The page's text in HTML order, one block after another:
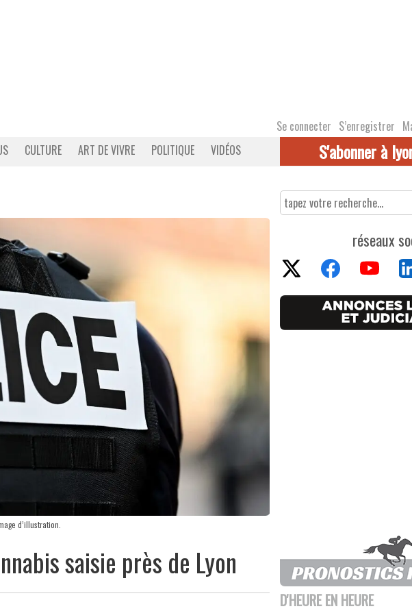
Se connecter S’enregistrer
CULTURE ART DE VIVRE POLITIQUE VIDÉOS S'abonner à
d’illustration.
saisie près de Lyon
réseaux
D'HEURE EN HEURE